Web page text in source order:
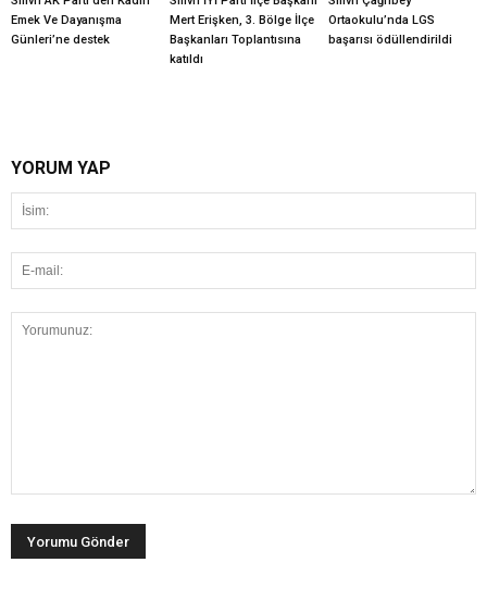
Emek Ve Dayanışma
Günleri’ne destek
Mert Erişken, 3. Bölge İlçe
Başkanları Toplantısına
katıldı
Ortaokulu’nda LGS
başarısı ödüllendirildi
YORUM YAP